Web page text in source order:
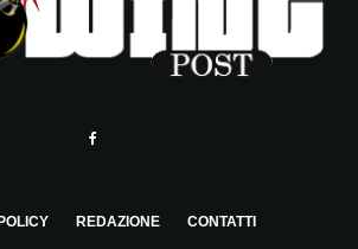
REDAZIONE CONTATTI